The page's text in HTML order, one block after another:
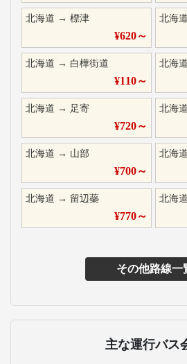
北海道 → 標津
¥620～
北海道
北海道 → 白樺街道
¥110～
北海道
北海道 → 足寄
¥720～
北海道
北海道 → 山部
¥700～
北海道
北海道 → 留辺蘂
¥770～
北海道
その他路線一
主な運行バス